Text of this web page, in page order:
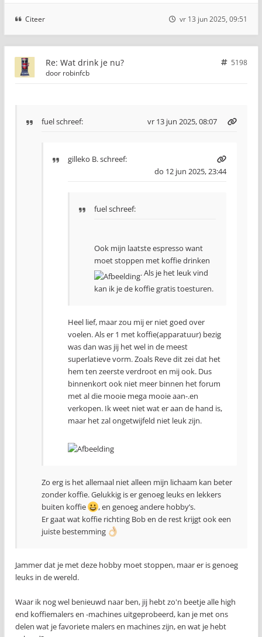
Citeer vr 13 jun 2025, 09:51
Re: Wat drink je nu?
5198
door robinfcb
fuelschreef: vr 13 jun 2025, 08:07
gilleko B.schreef:
do 12 jun 2025, 23:44
fuel schreef:
Ook mijn laatste espresso want
moet stoppen met koffie drinken
. Als je het leuk vind
kan ik je de koffie gratis toesturen.
Heel lief, maar zou mij er niet goed over
voelen. Als er 1 met koffie(apparatuur) bezig
was dan was jij het wel in de meest
superlatieve vorm. Zoals Reve dit zei dat het
hem ten zeerste verdroot en mij ook. Dus
binnenkort ook niet meer binnen het forum
met al die mooie mega mooie aan-.en
verkopen. Ik weet niet wat er aan de hand is,
maar het zal ongetwijfeld niet leuk zijn.
Zo erg is het allemaal niet alleen mijn lichaam kan beter
zonder koffie. Gelukkig is er genoeg leuks en lekkers
buiten koffie
, en genoeg andere hobby’s.
Er gaat wat koffie richting Bob en de rest krijgt ook een
juiste bestemming
Jammer dat je met deze hobby moet stoppen, maar er is genoeg
leuks in de wereld.
Waar ik nog wel benieuwd naar ben, jij hebt zo'n beetje alle high
end koffiemalers en -machines uitgeprobeerd, kan je met ons
delen wat je favoriete malers en machines zijn, en wat je hebt